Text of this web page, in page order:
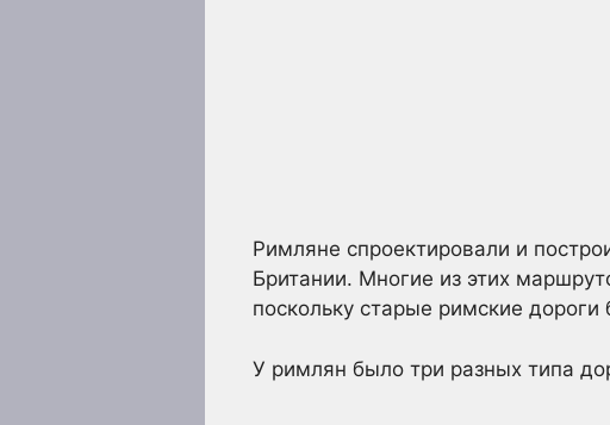
Римляне спроектировали и
Британии. Многие из этих
поскольку старые римские
У римлян было три разных типа